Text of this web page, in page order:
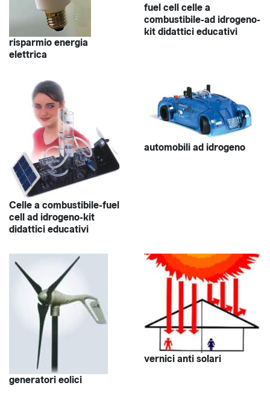
risparmio energia
elettrica
fuel cell celle a
combustibile-ad idrogeno-
kit didattici educativi
Celle a combustibile-fuel
cell ad idrogeno-kit
didattici educativi
automobili ad idrogeno
generatori eolici
vernici anti solari